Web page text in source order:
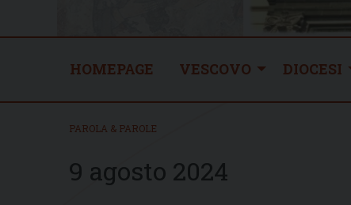
HOMEPAGE VESCOVO DIOCESI
PAROLA & PAROLE
9 agosto 2024